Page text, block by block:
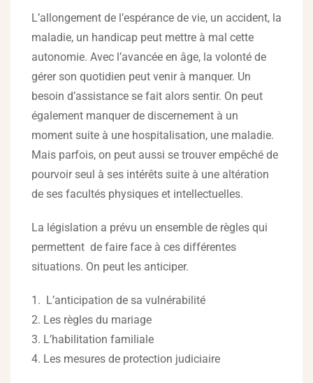
L’allongement de l’espérance de vie, un accident, la
maladie, un handicap peut mettre à mal cette
autonomie. Avec l’avancée en âge, la volonté de
gérer son quotidien peut venir à manquer. Un
besoin d’assistance se fait alors sentir. On peut
également manquer de discernement à un
moment suite à une hospitalisation, une maladie.
Mais parfois, on peut aussi se trouver empêché de
pourvoir seul à ses intérêts suite à une altération
de ses facultés physiques et intellectuelles.
La législation a prévu un ensemble de règles qui
permettent de faire face à ces différentes
situations. On peut les anticiper.
1. L’anticipation de sa vulnérabilité
2. Les règles du mariage
3. L’habilitation familiale
4. Les mesures de protection judiciaire